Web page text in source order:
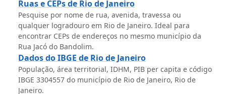
Ruas e CEPs de Rio de Janeiro
Pesquise por nome de rua, avenida, travessa ou
qualquer logradouro em Rio de Janeiro. Ideal para
encontrar CEPs de endereços no mesmo município da
Rua Jacó do Bandolim.
Dados do IBGE de Rio de Janeiro
População, área territorial, IDHM, PIB per capita e código
IBGE 3304557 do município de Rio de Janeiro, Rio de
Janeiro.